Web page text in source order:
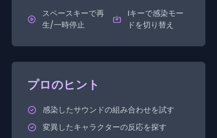
スペースキーで再
生/一時停止
Iキーで感染モー
ドを切り替え
プロのヒント
感染したサウンドの組み合わせを試す
変異したキャラクターの反応を探す